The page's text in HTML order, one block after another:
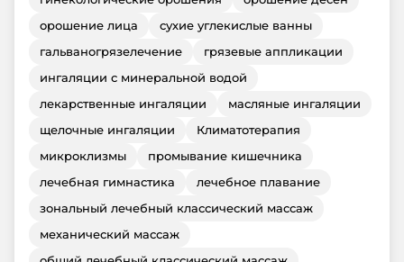
орошение лица
сухие углекислые ванны
гальваногрязелечение
грязевые аппликации
ингаляции с минеральной водой
лекарственные ингаляции
масляные ингаляции
щелочные ингаляции
Климатотерапия
микроклизмы
промывание кишечника
лечебная гимнастика
лечебное плавание
зональный лечебный классический массаж
механический массаж